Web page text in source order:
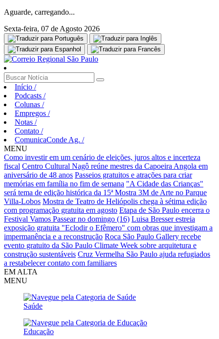
Aguarde, carregando...
Sexta-feira, 07 de Agosto 2026
Início /
Podcasts /
Colunas /
Empregos /
Notas /
Contato /
ComunicaConde Ag. /
MENU
Como investir em um cenário de eleições, juros altos e incerteza
fiscal Centro Cultural Nagô reúne mestres da Capoeira Angola em
aniversário de 48 anos Passeios gratuitos e atrações para criar
memórias em família no fim de semana "A Cidade das Crianças"
será tema de edição histórica da 15ª Mostra 3M de Arte no Parque
Villa-Lobos Mostra de Teatro de Heliópolis chega à sétima edição
com programação gratuita em agosto Etapa de São Paulo encerra o
Festival Vamos Passear no domingo (16) Luisa Bresser estreia
exposição gratuita "Eclodir o Efêmero" com obras que investigam a
impermanência e a reconstrução Roca São Paulo Gallery recebe
evento gratuito da São Paulo Climate Week sobre arquitetura e
construção sustentáveis Cruz Vermelha São Paulo ajuda refugiados
a restabelecer contato com familiares
EM ALTA
MENU
Saúde
Educação